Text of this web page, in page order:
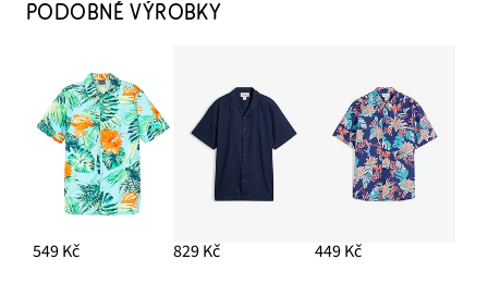
PODOBNÉ VÝROBKY
549 Kč 829 Kč 449 Kč